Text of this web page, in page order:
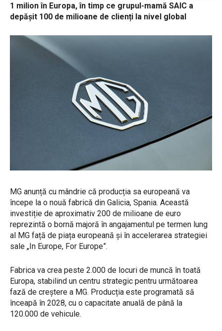
1 milion în Europa, în timp ce grupul-mamă SAIC a
depășit 100 de milioane de clienți la nivel global
MG anunță cu mândrie că producția sa europeană va
începe la o nouă fabrică din Galicia, Spania. Această
investiție de aproximativ 200 de milioane de euro
reprezintă o bornă majoră în angajamentul pe termen lung
al MG față de piața europeană și în accelerarea strategiei
sale „In Europe, For Europe”.
Fabrica va crea peste 2.000 de locuri de muncă în toată
Europa, stabilind un centru strategic pentru următoarea
fază de creștere a MG. Producția este programată să
înceapă în 2028, cu o capacitate anuală de până la
120.000 de vehicule.